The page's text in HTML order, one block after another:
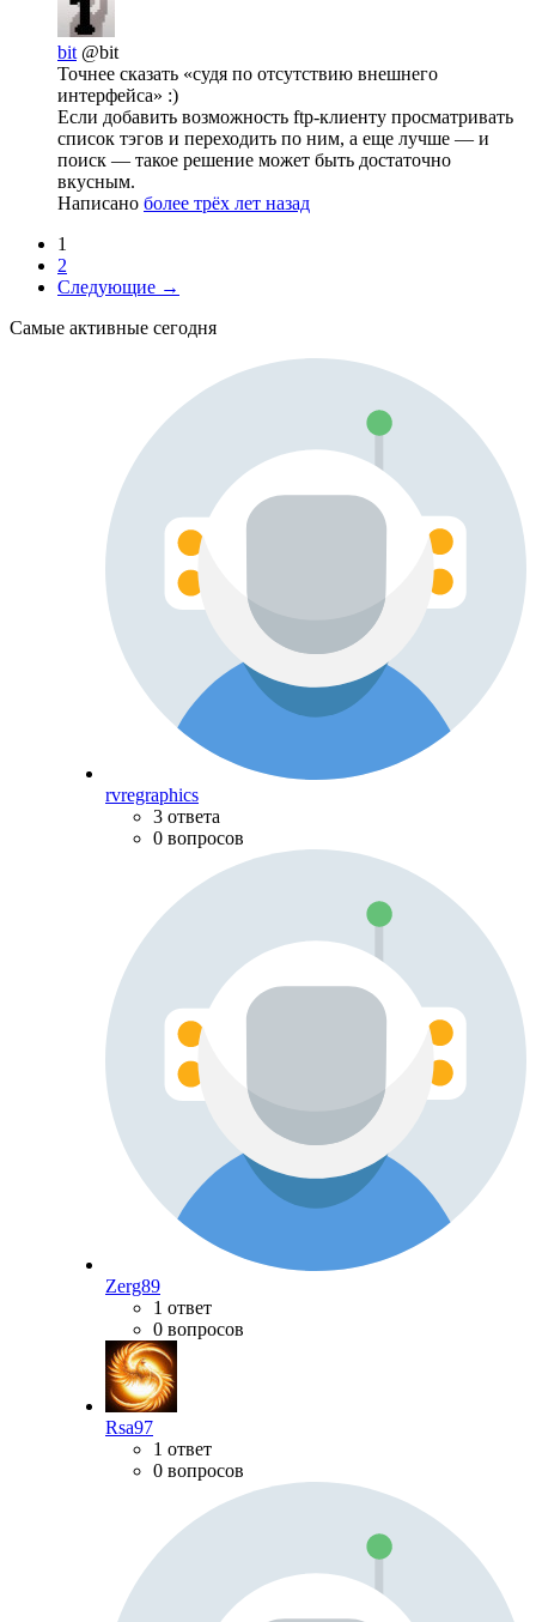
bit @bit
Точнее сказать «судя по отсутствию внешнего
интерфейса» :)
Если добавить возможность ftp-клиенту просматривать
список тэгов и переходить по ним, а еще лучше — и
поиск — такое решение может быть достаточно
вкусным.
Написано более трёх лет назад
1
2
Следующие →
Самые активные сегодня
rvregraphics
3 ответа
0 вопросов
Zerg89
1 ответ
0 вопросов
Rsa97
1 ответ
0 вопросов